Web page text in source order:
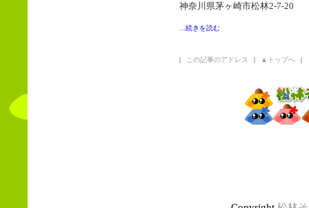
神奈川県茅ヶ崎市松林2-7-20
...続きを読む
| この記事のアドレス | ▲トップへ |